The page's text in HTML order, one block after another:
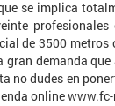
se implica
de 3500 metros
demanda
no dudes en
online